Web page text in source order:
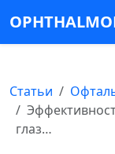
Статьи
глаз…